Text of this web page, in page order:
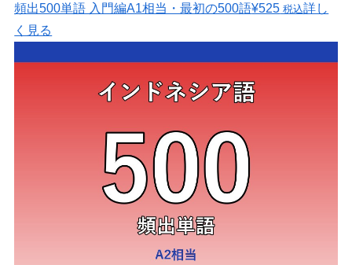
頻出500単語 入門編A1相当・最初の500語¥525 税込詳し
く見る